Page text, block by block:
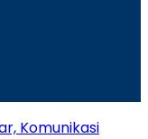
Komunikasi